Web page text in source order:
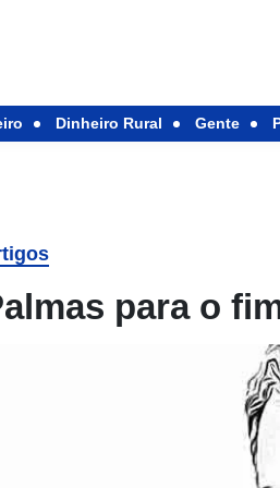
Dinheiro Rural Gente
para o